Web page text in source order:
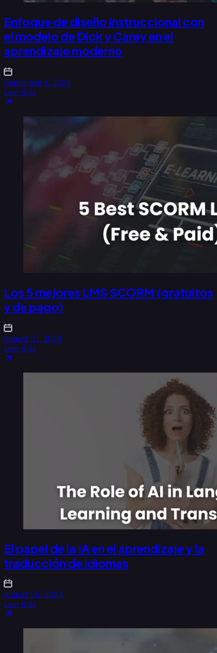
Enfoque de diseño instruccional con
el modelo de Dick y Carey en el
aprendizaje moderno
September 1, 2024
Leer más
Los 5 mejores LMS SCORM (gratuitos
y de pago)
August 31, 2024
Leer más
El papel de la IA en el aprendizaje y la
traducción de idiomas
August 28, 2024
Leer más